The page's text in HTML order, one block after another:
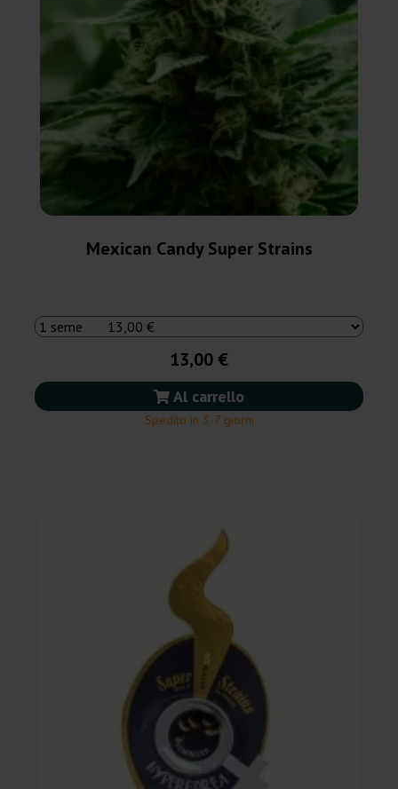
Mexican Candy Super Strains
13,00 €
Al carrello
Spedito in 3-7 giorni